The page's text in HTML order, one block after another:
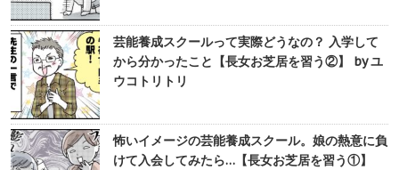
芸能養成スクールって実際どうなの？ 入学して
から分かったこと【長女お芝居を習う②】 by ユ
ウコトリトリ
怖いイメージの芸能養成スクール。娘の熱意に負
けて入会してみたら…【長女お芝居を習う①】